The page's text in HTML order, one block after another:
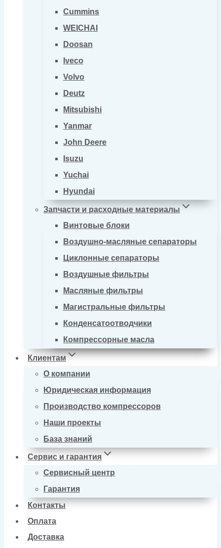
Cummins
WEICHAI
Doosan
Iveco
Volvo
Deutz
Mitsubishi
Yanmar
John Deere
Isuzu
Yuchai
Hyundai
Запчасти и расходные материалы
Винтовые блоки
Воздушно-масляные сепараторы
Циклонные сепараторы
Воздушные фильтры
Масляные фильтры
Магистральные фильтры
Конденсатоотводчики
Компрессорные масла
Клиентам
О компании
Юридическая информация
Производство компрессоров
Наши проекты
База знаний
Сервис и гарантия
Сервисный центр
Гарантия
Контакты
Оплата
Доставка